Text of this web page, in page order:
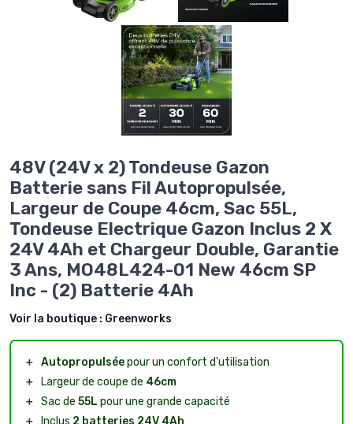
48V (24V x 2) Tondeuse Gazon
Batterie sans Fil Autopropulsée,
Largeur de Coupe 46cm, Sac 55L,
Tondeuse Electrique Gazon Inclus 2 X
24V 4Ah et Chargeur Double, Garantie
3 Ans, MO48L424-01 New 46cm SP
Inc - (2) Batterie 4Ah
Voir la boutique : Greenworks
＋ Autopropulséepour un confort d'utilisation
＋ Largeur de coupe de 46cm
＋ Sac de 55L pour une grande capacité